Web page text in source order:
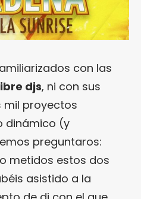
con las
djs, ni con sus
mil proyectos
dinámico (y
preguntaros:
metidos estos dos
asistido a la